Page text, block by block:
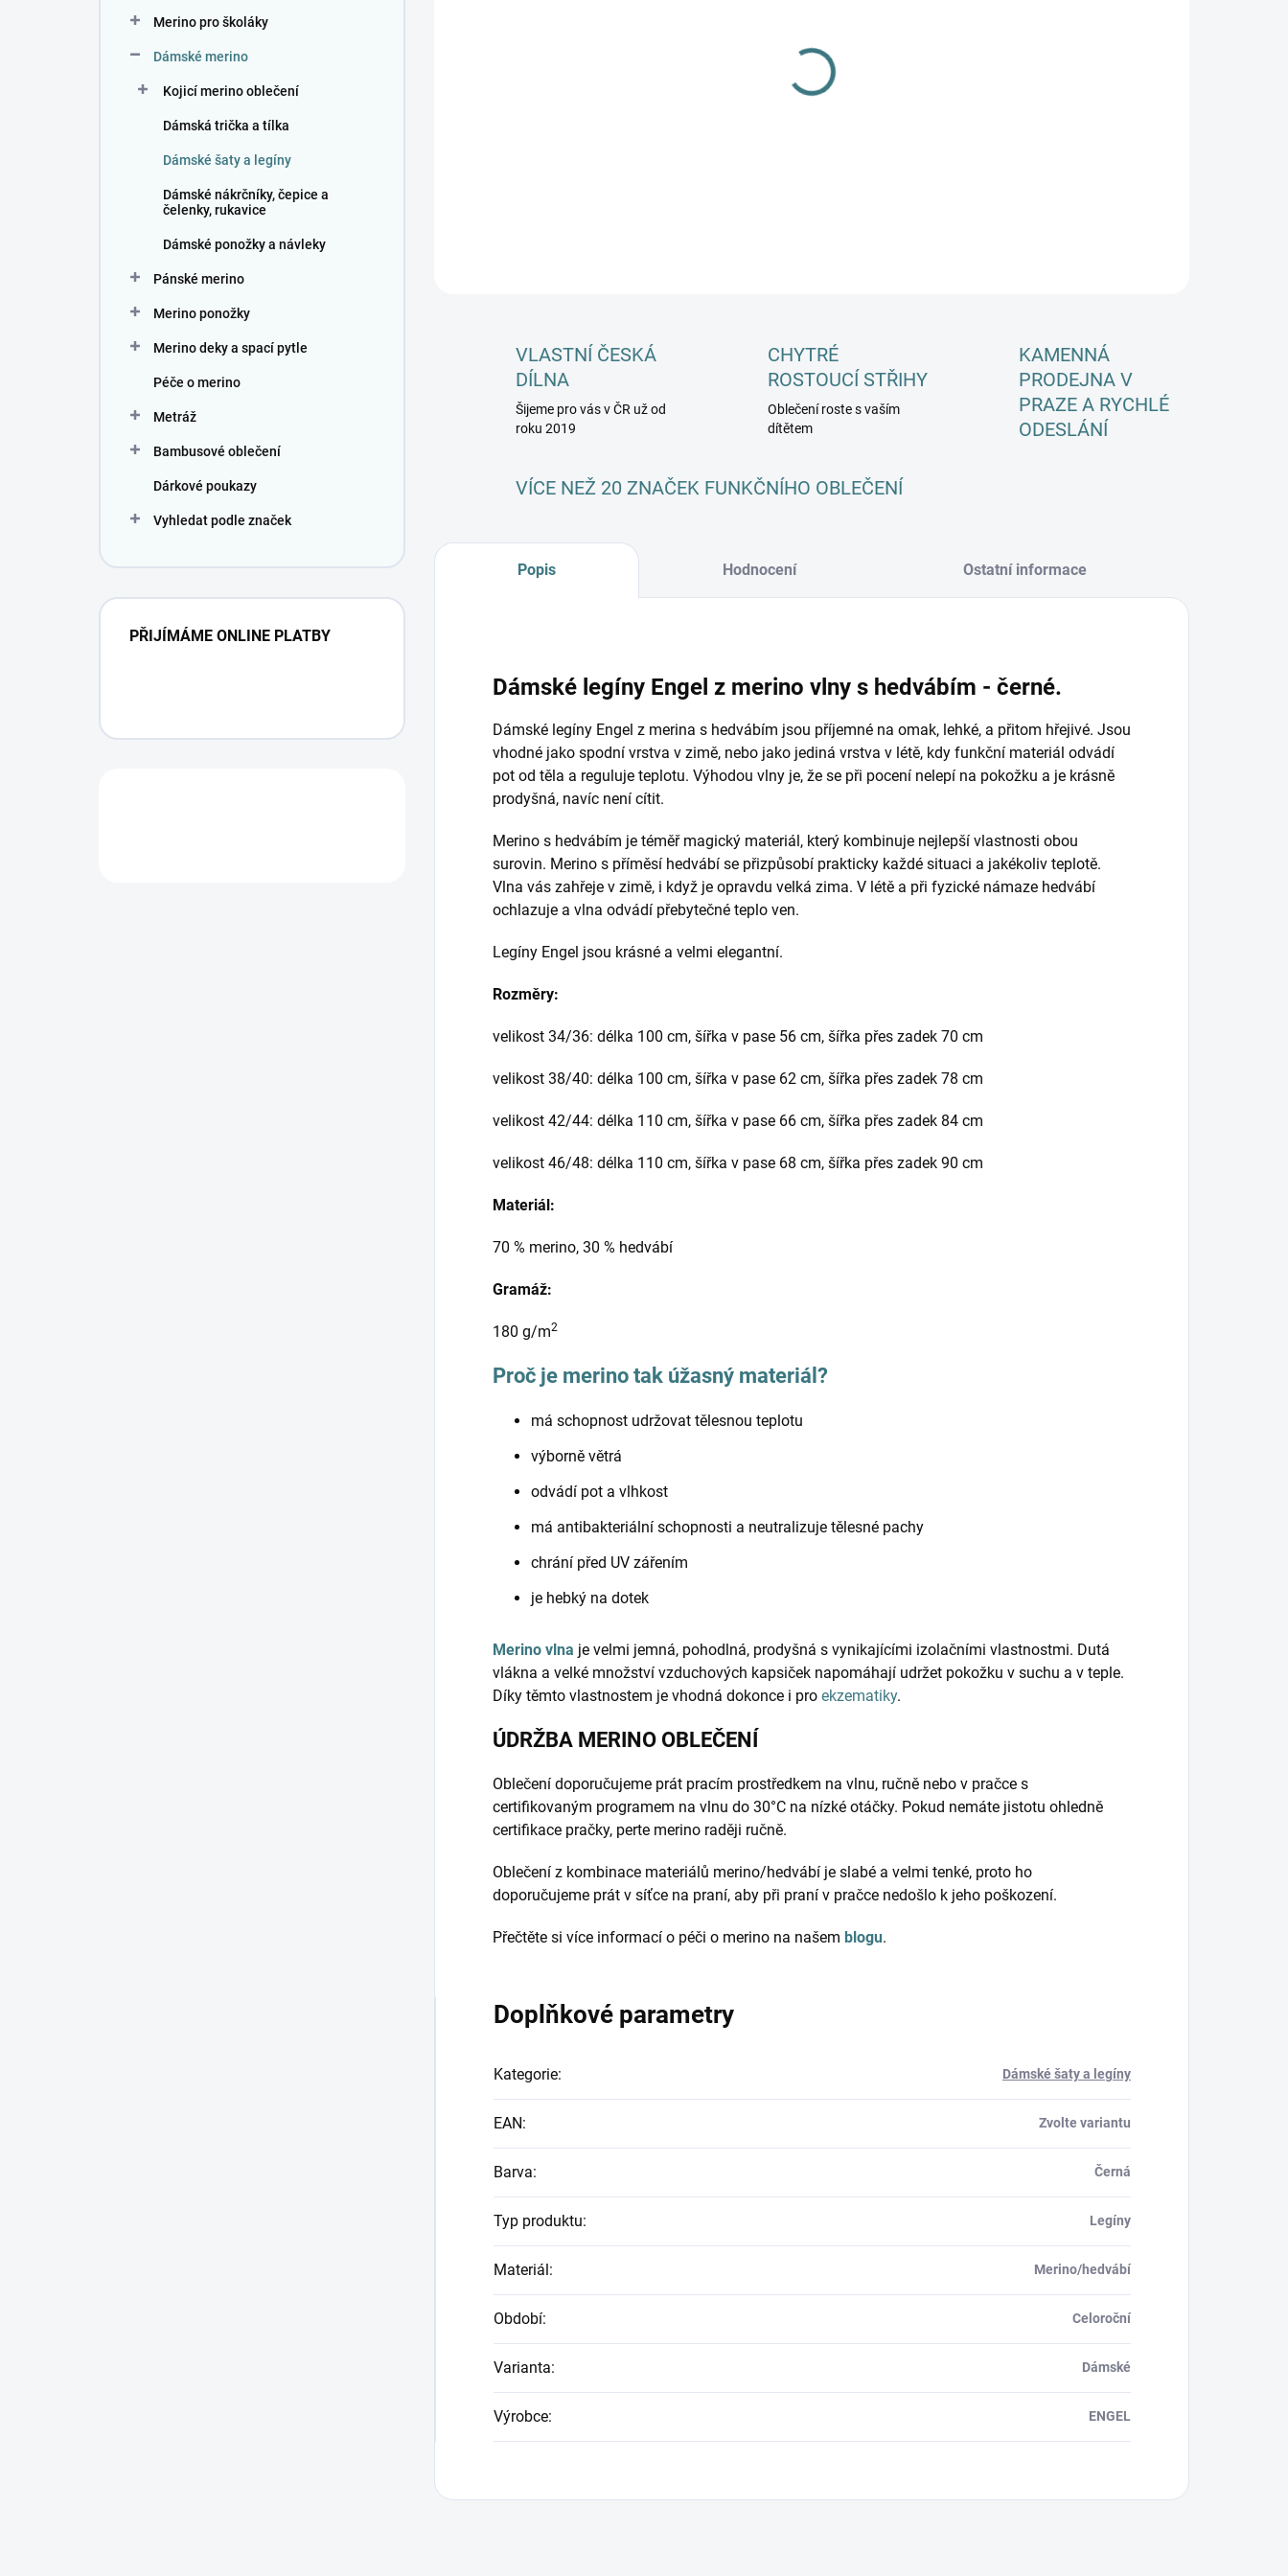
Merino pro školáky
Dámské merino
Kojicí merino oblečení
Dámská trička a tílka
Dámské šaty a legíny
Dámské nákrčníky, čepice a
čelenky, rukavice
Dámské ponožky a návleky
Pánské merino
Merino ponožky
Merino deky a spací pytle
Péče o merino
Metráž
Bambusové oblečení
Dárkové poukazy
Vyhledat podle značek
PŘIJÍMÁME ONLINE PLATBY
VLASTNÍ ČESKÁ
DÍLNA
Šijeme pro vás v ČR už od
roku 2019
CHYTRÉ
ROSTOUCÍ STŘIHY
Oblečení roste s vaším
dítětem
KAMENNÁ
PRODEJNA V
PRAZE A RYCHLÉ
ODESLÁNÍ
VÍCE NEŽ 20 ZNAČEK FUNKČNÍHO OBLEČENÍ
Popis Hodnocení Ostatní informace
Dámské legíny Engel z merino vlny s hedvábím - černé.
Dámské legíny Engel z merina s hedvábím jsou příjemné na omak, lehké, a přitom hřejivé. Jsou
vhodné jako spodní vrstva v zimě, nebo jako jediná vrstva v létě, kdy funkční materiál odvádí
pot od těla a reguluje teplotu. Výhodou vlny je, že se při pocení nelepí na pokožku a je krásně
prodyšná, navíc není cítit.
Merino s hedvábím je téměř magický materiál, který kombinuje nejlepší vlastnosti obou
surovin. Merino s příměsí hedvábí se přizpůsobí prakticky každé situaci a jakékoliv teplotě.
Vlna vás zahřeje v zimě, i když je opravdu velká zima. V létě a při fyzické námaze hedvábí
ochlazuje a vlna odvádí přebytečné teplo ven.
Legíny Engel jsou krásné a velmi elegantní.
Rozměry:
velikost 34/36: délka 100 cm, šířka v pase 56 cm, šířka přes zadek 70 cm
velikost 38/40: délka 100 cm, šířka v pase 62 cm, šířka přes zadek 78 cm
velikost 42/44: délka 110 cm, šířka v pase 66 cm, šířka přes zadek 84 cm
velikost 46/48: délka 110 cm, šířka v pase 68 cm, šířka přes zadek 90 cm
Materiál:
70 % merino, 30 % hedvábí
Gramáž:
180 g/m2
Proč je merino tak úžasný materiál?
má schopnost udržovat tělesnou teplotu
výborně větrá
odvádí pot a vlhkost
má antibakteriální schopnosti a neutralizuje tělesné pachy
chrání před UV zářením
je hebký na dotek
Merino vlna je velmi jemná, pohodlná, prodyšná s vynikajícími izolačními vlastnostmi. Dutá
vlákna a velké množství vzduchových kapsiček napomáhají udržet pokožku v suchu a v teple.
Díky těmto vlastnostem je vhodná dokonce i pro ekzematiky.
ÚDRŽBA MERINO OBLEČENÍ
Oblečení doporučujeme prát pracím prostředkem na vlnu, ručně nebo v pračce s
certifikovaným programem na vlnu do 30°C na nízké otáčky. Pokud nemáte jistotu ohledně
certifikace pračky, perte merino raději ručně.
Oblečení z kombinace materiálů merino/hedvábí je slabé a velmi tenké, proto ho
doporučujeme prát v síťce na praní, aby při praní v pračce nedošlo k jeho poškození.
Přečtěte si více informací o péči o merino na našem blogu.
Doplňkové parametry
Kategorie: Dámské šaty a legíny
EAN: Zvolte variantu
Barva: Černá
Typ produktu: Legíny
Materiál: Merino/hedvábí
Období: Celoroční
Varianta: Dámské
Výrobce: ENGEL